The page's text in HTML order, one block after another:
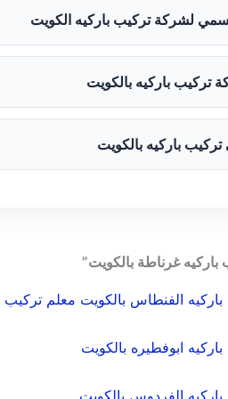
لشركة تركيب باركيه الكويت
تركيب باركيه بالكويت
باركيه بالكويت
الفنطاس بالكويت معلم تركيب
ابوفطيره بالكويت
الفردوس بالكويت